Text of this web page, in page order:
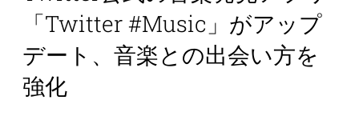
「Twitter #Music」がアップ
デート、音楽との出会い方を
強化